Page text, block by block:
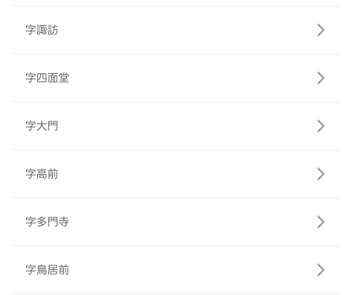
字諏訪
字四面堂
字大門
字高前
字多門寺
字鳥居前